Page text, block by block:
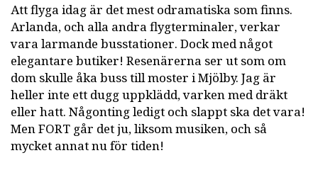
Att flyga idag är det mest odramatiska som finns.
Arlanda, och alla andra flygterminaler, verkar
vara larmande busstationer. Dock med något
elegantare butiker! Resenärerna ser ut som om
dom skulle åka buss till moster i Mjölby. Jag är
heller inte ett dugg uppklädd, varken med dräkt
eller hatt. Någonting ledigt och slappt ska det vara!
Men FORT går det ju, liksom musiken, och så
mycket annat nu för tiden!